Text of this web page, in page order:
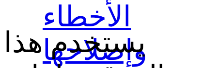
الأخطاء
وإصلاحها
يستخدم هذا